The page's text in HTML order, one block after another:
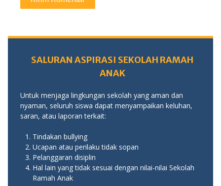
SALURAN ASPIRASI SEKOLAH RAMAH
ANAK
Untuk menjaga lingkungan sekolah yang aman dan
nyaman, seluruh siswa dapat menyampaikan keluhan,
saran, atau laporan terkait:
Tindakan bullying
Ucapan atau perilaku tidak sopan
Pelanggaran disiplin
Hal lain yang tidak sesuai dengan nilai-nilai Sekolah
Ramah Anak